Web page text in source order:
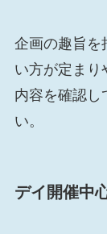
企画の趣旨を
い方が定まり
内容を確認し
い。
デイ開催中